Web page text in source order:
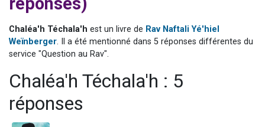
30 personnes viennent de faire un don pour Sauvez la jambe de Yohan
Il reste 49 places pour étudier en groupe sur Zoom
Chaléa'h Téchala'h est un livre de Rav Naftali Yé'hiel
Weïnberger. Il a été mentionné dans 5 réponses différentes du
service "Question au Rav".
Chaléa'h Téchala'h : 5
réponses